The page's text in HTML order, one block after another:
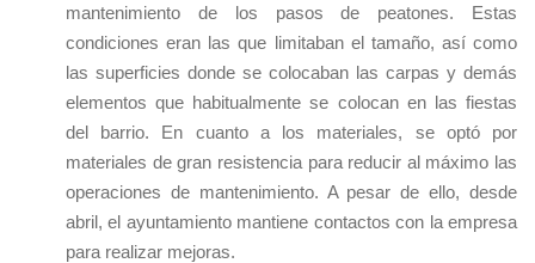
mantenimiento de los pasos de peatones. Estas
condiciones eran las que limitaban el tamaño, así como
las superficies donde se colocaban las carpas y demás
elementos que habitualmente se colocan en las fiestas
del barrio. En cuanto a los materiales, se optó por
materiales de gran resistencia para reducir al máximo las
operaciones de mantenimiento. A pesar de ello, desde
abril, el ayuntamiento mantiene contactos con la empresa
para realizar mejoras.